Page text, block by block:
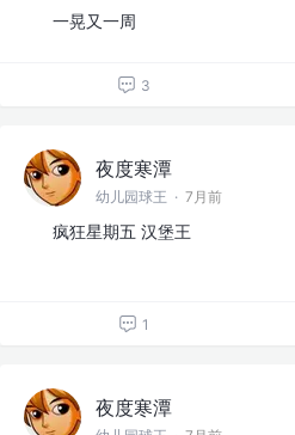
一晃又一周
3
夜度寒潭
幼儿园球王 · 7月前
疯狂星期五 汉堡王
1
夜度寒潭